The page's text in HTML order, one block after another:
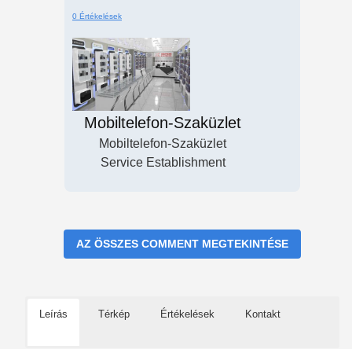
0 Értékelések
Mobiltelefon-Szaküzlet
Mobiltelefon-Szaküzlet
Service Establishment
AZ ÖSSZES COMMENT MEGTEKINTÉSE
Leírás Térkép Értékelések Kontakt